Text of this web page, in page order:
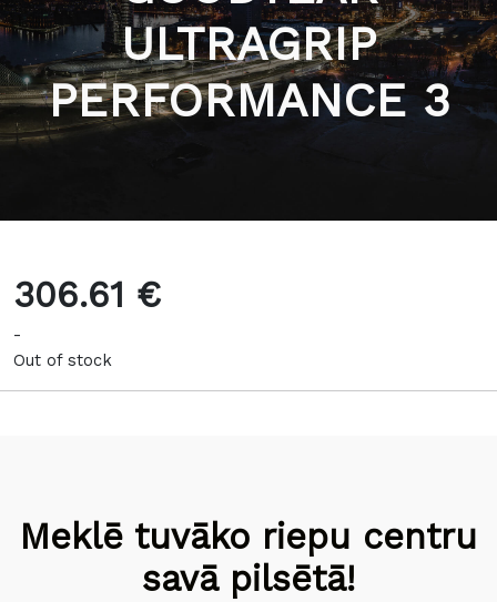
ULTRAGRIP
PERFORMANCE 3
306.61 €
-
Out of stock
Meklē tuvāko riepu centru
savā pilsētā!